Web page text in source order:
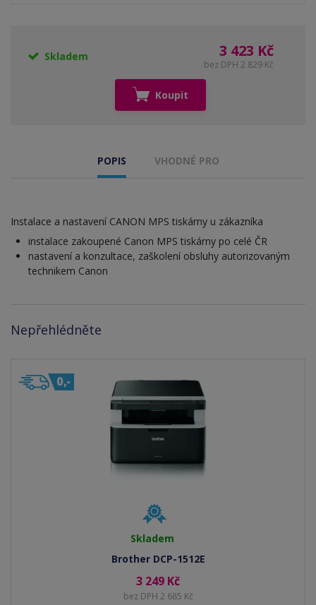
Skladem 3 423 Kč
bez DPH 2 829 Kč
Koupit
POPIS VHODNÉ PRO
Instalace a nastavení CANON MPS tiskárny u zákazníka
instalace zakoupené Canon MPS tiskárny po celé ČR
nastavení a konzultace, zaškolení obsluhy autorizovaným
technikem Canon
Nepřehlédněte
Skladem
Brother DCP-1512E
3 249 Kč
bez DPH 2 685 Kč